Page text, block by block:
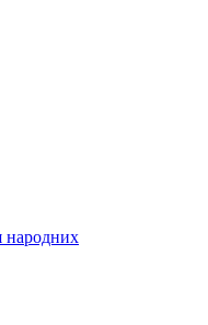
народних